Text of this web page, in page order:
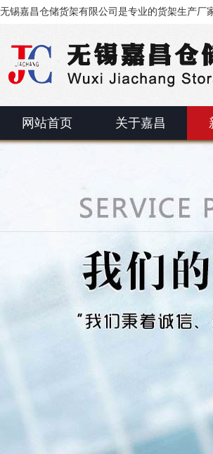
无锡嘉昌仓储货架有限公司是专业的货架生产厂
网站首页 关于嘉昌